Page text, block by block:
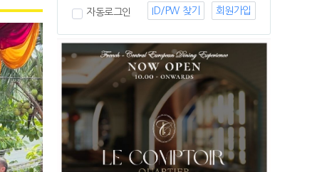
자동로그인 ID/PW 찾기 회원가입